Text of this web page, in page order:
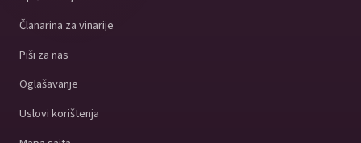
Članarina za vinarije
Piši za nas
Oglašavanje
Uslovi korištenja